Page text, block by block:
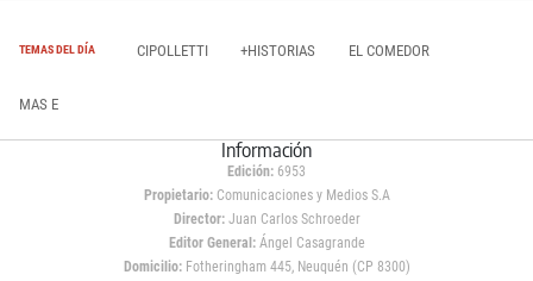
TEMAS DEL DÍA CIPOLLETTI +HISTORIAS EL COMEDOR
MAS E
Información
Edición: 6953
Propietario:Comunicaciones y Medios S.A
Director: Juan Carlos Schroeder
Editor General:Ángel Casagrande
Domicilio:Fotheringham 445, Neuquén (CP 8300)